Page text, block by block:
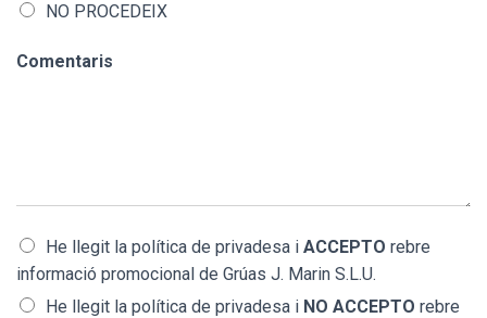
NO PROCEDEIX
Comentaris
P
o
l
He llegit la política de privadesa i ACCEPTO rebre
informació promocional de Grúas J. Marin S.L.U.
He llegit la política de privadesa i NO ACCEPTO rebre